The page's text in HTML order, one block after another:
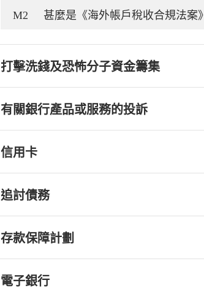
M2 甚麼是《海外帳戶稅收合規法案
打擊洗錢及恐怖分子資金籌集
有關銀行產品或服務的投訴
信用卡
追討債務
存款保障計劃
電子銀行